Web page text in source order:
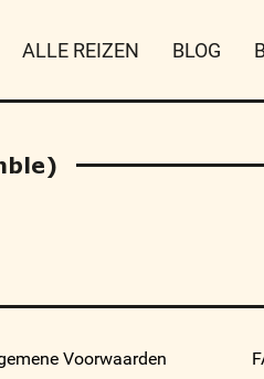
ALLE REIZEN BLOG
Voorwaarden